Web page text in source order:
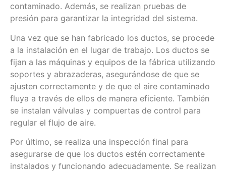
contaminado. Además, se realizan pruebas de
presión para garantizar la integridad del sistema.
Una vez que se han fabricado los ductos, se procede
a la instalación en el lugar de trabajo. Los ductos se
fijan a las máquinas y equipos de la fábrica utilizando
soportes y abrazaderas, asegurándose de que se
ajusten correctamente y de que el aire contaminado
fluya a través de ellos de manera eficiente. También
se instalan válvulas y compuertas de control para
regular el flujo de aire.
Por último, se realiza una inspección final para
asegurarse de que los ductos estén correctamente
instalados y funcionando adecuadamente. Se realizan